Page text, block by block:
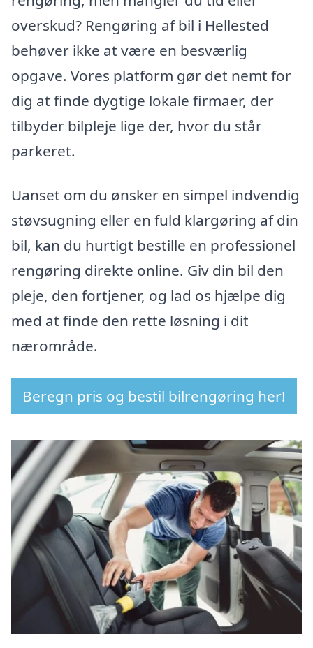
overskud? Rengøring af bil i Hellested
behøver ikke at være en besværlig
opgave. Vores platform gør det nemt for
dig at finde dygtige lokale firmaer, der
tilbyder bilpleje lige der, hvor du står
parkeret.
Uanset om du ønsker en simpel indvendig
støvsugning eller en fuld klargøring af din
bil, kan du hurtigt bestille en professionel
rengøring direkte online. Giv din bil den
pleje, den fortjener, og lad os hjælpe dig
med at finde den rette løsning i dit
nærområde.
Beregn pris og bestil bilrengøring her!